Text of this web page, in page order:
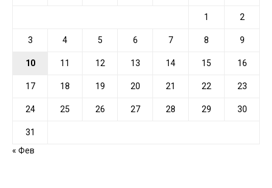
1 2
3 4 5 6 7 8 9
10 11 12 13 14 15 16
17 18 19 20 21 22 23
24 25 26 27 28 29 30
31
« Фев